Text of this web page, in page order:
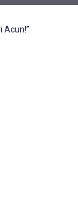
Acun!”